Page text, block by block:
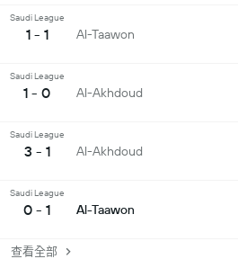
Saudi League
1 - 1 Al-Taawon
Saudi League
1 - 0 Al-Akhdoud
Saudi League
3 - 1 Al-Akhdoud
Saudi League
0 - 1 Al-Taawon
查看全部